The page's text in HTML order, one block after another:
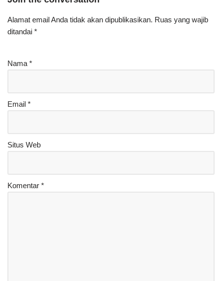
Alamat email Anda tidak akan dipublikasikan. Ruas yang wajib
ditandai *
Nama *
Email *
Situs Web
Komentar *